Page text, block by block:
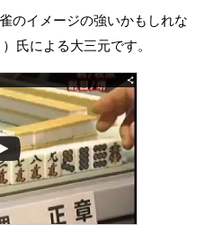
のイメージの強いかもしれな
氏による大三元です。